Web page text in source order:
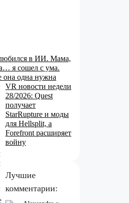
в ИИ. Мама,
я сошел с ума.
одна нужна
VR новости недели
28/2026: Quest
получает
StarRupture и моды
для Hellsplit, а
Forefront расширяет
войну
Лучшие
комментарии: